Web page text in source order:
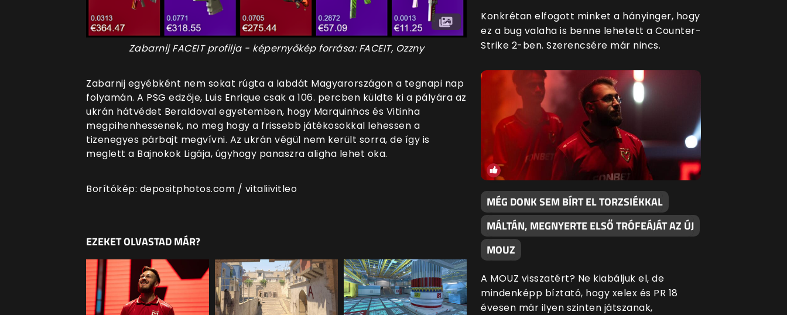
Zabarnij FACEIT profilja - képernyőkép forrása: FACEIT, Ozzny
Zabarnij egyébként nem sokat rúgta a labdát Magyarországon a tegnapi nap
folyamán. A PSG edzője, Luis Enrique csak a 106. percben küldte ki a pályára az
ukrán hátvédet Beraldoval egyetemben, hogy Marquinhos és Vitinha
megpihenhessenek, no meg hogy a frissebb játékosokkal lehessen a
tizenegyes párbajt megvívni. Az ukrán végül nem került sorra, de így is
meglett a Bajnokok Ligája, úgyhogy panaszra aligha lehet oka.
Borítókép: depositphotos.com / vitaliivitleo
EZEKET OLVASTAD MÁR?
Konkrétan elfogott minket a hányinger, hogy
ez a bug valaha is benne lehetett a Counter-
Strike 2-ben. Szerencsére már nincs.
MÉG DONK SEM BÍRT EL TORZSIÉKKAL
MÁLTÁN, MEGNYERTE ELSŐ TRÓFEÁJÁT AZ ÚJ
MOUZ
A MOUZ visszatért? Ne kiabáljuk el, de
mindenképp bíztató, hogy xelex és PR 18
évesen már ilyen szinten játszanak,